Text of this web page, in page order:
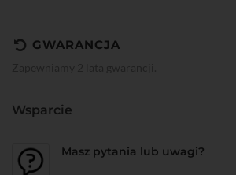
GWARANCJA
Wsparcie
Masz pytania lub uwagi?